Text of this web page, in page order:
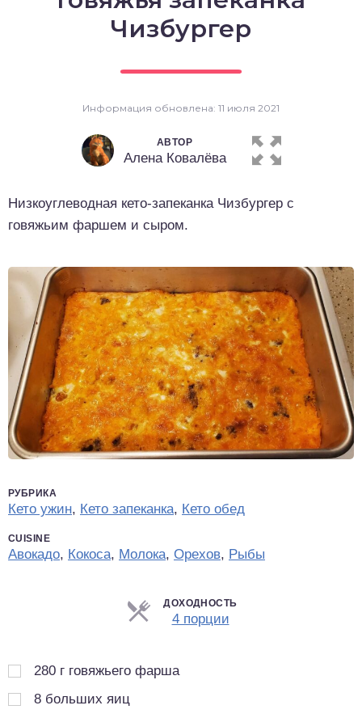
Чизбургер
Информация обновлена: 11 июля 2021
АВТОР
Алена Ковалёва
Низкоуглеводная кето-запеканка Чизбургер с
говяжьим фаршем и сыром.
РУБРИКА
Кето ужин, Кето запеканка, Кето обед
CUISINE
Авокадо, Кокоса, Молока, Орехов, Рыбы
ДОХОДНОСТЬ
4 порцииПорции
280 г говяжьего фарша
8 больших яиц